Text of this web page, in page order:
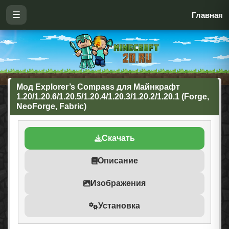
☰ Главная
Мод Explorer’s Compass для Майнкрафт
1.20/1.20.6/1.20.5/1.20.4/1.20.3/1.20.2/1.20.1 (Forge,
NeoForge, Fabric)
Скачать
Описание
Изображения
Установка